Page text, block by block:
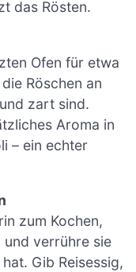
das Rösten.
Ofen für etwa
Röschen an
zart sind.
Aroma in
– ein echter
zum Kochen,
und verrühre sie
Gib Reisessig,